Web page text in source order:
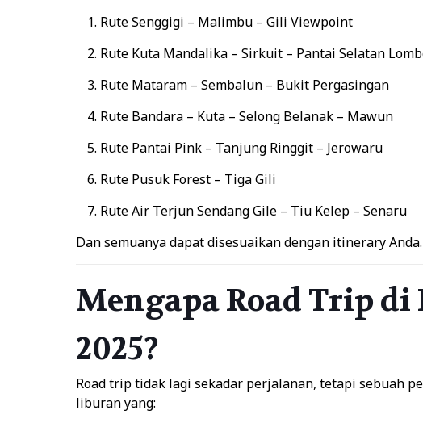
Rute Senggigi – Malimbu – Gili Viewpoint
Rute Kuta Mandalika – Sirkuit – Pantai Selatan
Rute Mataram – Sembalun – Bukit Pergasingan
Rute Bandara – Kuta – Selong Belanak – Mawun
Rute Pantai Pink – Tanjung Ringgit – Jerowaru
Rute Pusuk Forest – Tiga Gili
Rute Air Terjun Sendang Gile – Tiu Kelep – Senaru
Dan semuanya dapat disesuaikan dengan itinerary Anda.
Mengapa Road Trip
2025?
Road trip tidak lagi sekadar perjalanan, tetapi sebuah
liburan yang: